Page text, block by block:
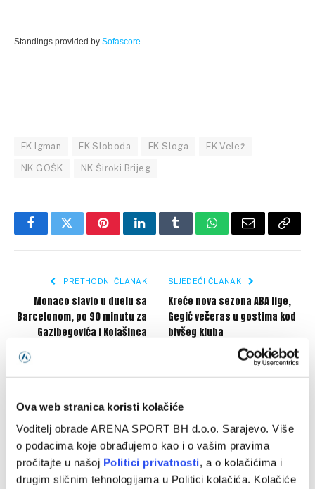
Ova web stranica koristi kolačiće
Voditelj obrade ARENA SPORT BH d.o.o. Sarajevo. Više
o podacima koje obrađujemo kao i o vašim pravima
pročitajte u našoj Politici privatnosti, a o kolačićima i
drugim sličnim tehnologijama u Politici kolačića. Kolačiće
Standings provided by Sofascore
FK Igman FK Sloboda FK Sloga FK Velež
NK GOŠK NK Široki Brijeg
FacebookTwitterPinterestLinkedInTumblrWhatsApp
Email Copy
PRETHODNI ČLANAK
Monaco slavio u duelu sa
Barcelonom, po 90 minutu za
Gazibegovića i Kolašinca
SLJEDEĆI ČLANAK
Kreće nova sezona ABA lige,
Gegić večeras u gostima kod
bivšeg kluba